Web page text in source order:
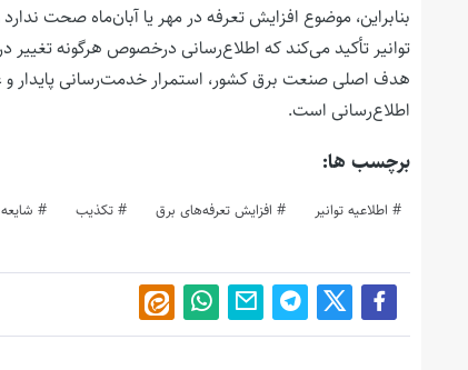
بنابراین، موضوع افزایش تعرفه در مهر یا آبان‌ماه صحت
توانیر تأکید می‌کند که اطلاع‌رسانی درخصوص هرگونه تغییر
هدف اصلی صنعت برق کشور، استمرار خدمت‌رسانی پایدار و
اطلاع‌رسانی است.
برچسب ها:
اطلاعیه توانیر افزایش تعرفه‌های برق تکذیب شایعه